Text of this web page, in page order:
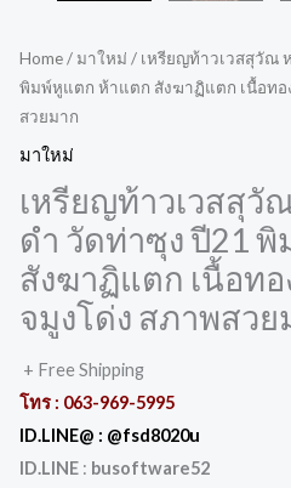
Home/ มาใหม่ / เหรียญท้าวเวสสุวัณ
พิมพ์หูแตก ห้าแตก สังฆาฏิแตก เนื้อทอ
สวยมาก
มาใหม่
เหรียญท้าวเวสสุวั
ดำ วัดท่าซุง ปี21
สังฆาฏิแตก เนื้อท
จมูงโด่ง สภาพสวย
+ Free Shipping
โทร : 063-969-5995
ID.LINE@ : @fsd8020u
ID.LINE : busoftware52